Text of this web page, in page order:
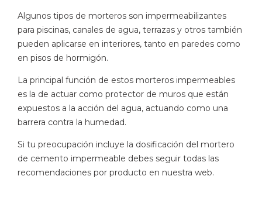
Algunos tipos de morteros son impermeabilizantes
para piscinas, canales de agua, terrazas y otros también
pueden aplicarse en interiores, tanto en paredes como
en pisos de hormigón.
La principal función de estos morteros impermeables
es la de actuar como protector de muros que están
expuestos a la acción del agua, actuando como una
barrera contra la humedad.
Si tu preocupación incluye la dosificación del mortero
de cemento impermeable debes seguir todas las
recomendaciones por producto en nuestra web.